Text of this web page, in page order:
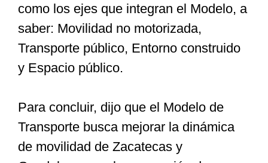
como los ejes que integran el Modelo, a
saber: Movilidad no motorizada,
Transporte público, Entorno construido
y Espacio público.
Para concluir, dijo que el Modelo de
Transporte busca mejorar la dinámica
de movilidad de Zacatecas y